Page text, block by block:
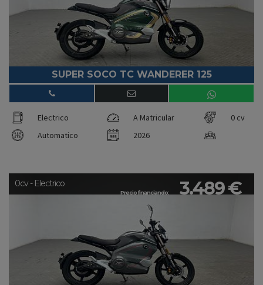
SUPER SOCO TC WANDERER 125
Electrico A Matricular
0 cv
Automatico
2026
Precio financiando: 3.489 €
0cv - Electrico